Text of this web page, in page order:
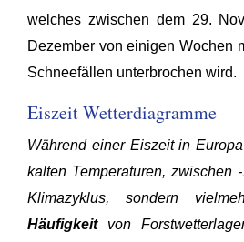
welches zwischen dem 29.
Dezember von einigen Wochen
Schneefällen unterbrochen wird.
Eiszeit Wetterdiagramme
Während einer Eiszeit in
kalten Temperaturen, zwischen
Klimazyklus, sondern
Häufigkeitvon